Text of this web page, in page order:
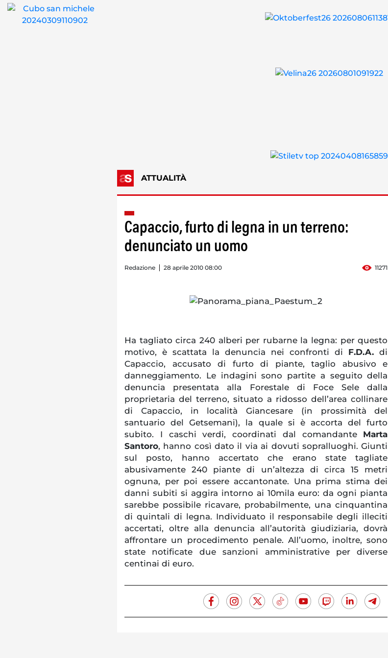
ATTUALITÀ
Capaccio, furto di legna in un terreno:
denunciato un uomo
Redazione 28 aprile 2010 08:00 11271
Ha tagliato circa 240 alberi per rubarne la legna: per questo
motivo, è scattata la denuncia nei confronti di F.D.A. di
Capaccio, accusato di furto di piante, taglio abusivo e
danneggiamento. Le indagini sono partite a seguito della
denuncia presentata alla Forestale di Foce Sele dalla
proprietaria del terreno, situato a ridosso dell’area collinare
di Capaccio, in località Giancesare (in prossimità del
santuario del Getsemani), la quale si è accorta del furto
subito. I caschi verdi, coordinati dal comandante Marta
Santoro, hanno così dato il via ai dovuti sopralluoghi. Giunti
sul posto, hanno accertato che erano state tagliate
abusivamente 240 piante di un’altezza di circa 15 metri
ognuna, per poi essere accantonate. Una prima stima dei
danni subiti si aggira intorno ai 10mila euro: da ogni pianta
sarebbe possibile ricavare, probabilmente, una cinquantina
di quintali di legna. Individuato il responsabile degli illeciti
accertati, oltre alla denuncia all’autorità giudiziaria, dovrà
affrontare un procedimento penale. All’uomo, inoltre, sono
state notificate due sanzioni amministrative per diverse
centinai di euro.